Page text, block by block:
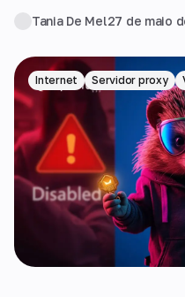
Tania De Mel27 de maio
Internet Servidor proxy